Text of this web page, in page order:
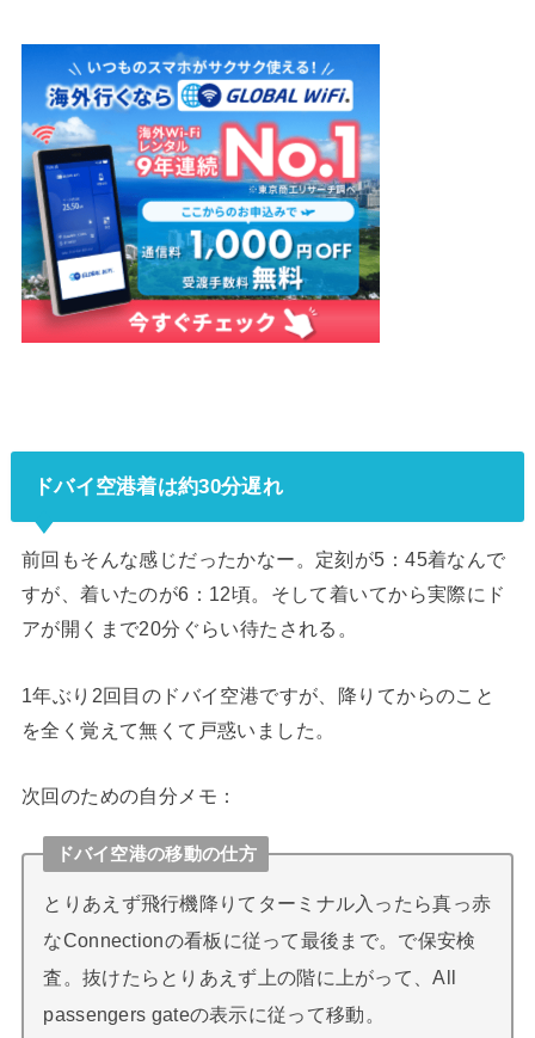
ドバイ空港着は約30分遅れ
前回もそんな感じだったかなー。定刻が5：45着なんで
すが、着いたのが6：12頃。そして着いてから実際にド
アが開くまで20分ぐらい待たされる。
1年ぶり2回目のドバイ空港ですが、降りてからのこと
を全く覚えて無くて戸惑いました。
次回のための自分メモ：
ドバイ空港の移動の仕方
とりあえず飛行機降りてターミナル入ったら真っ赤
なConnectionの看板に従って最後まで。で保安検
査。抜けたらとりあえず上の階に上がって、All
passengers gateの表示に従って移動。